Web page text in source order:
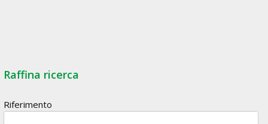
Raffina ricerca
Riferimento